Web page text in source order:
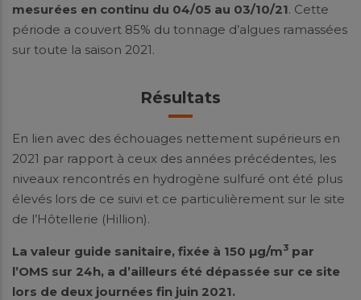
mesurées en continu du 04/05 au 03/10/21. Cette
période a couvert 85% du tonnage d’algues ramassées
sur toute la saison 2021.
Résultats
En lien avec des échouages nettement supérieurs en
2021 par rapport à ceux des années précédentes, les
niveaux rencontrés en hydrogène sulfuré ont été plus
élevés lors de ce suivi et ce particulièrement sur le site
de l’Hôtellerie (Hillion).
La valeur guide sanitaire, fixée à 150 µg/m3 par
l’OMS sur 24h, a d’ailleurs été dépassée sur ce site
lors de deux journées fin juin 2021.